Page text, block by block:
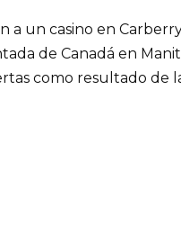
a un casino en
de Canadá en
como resultado de